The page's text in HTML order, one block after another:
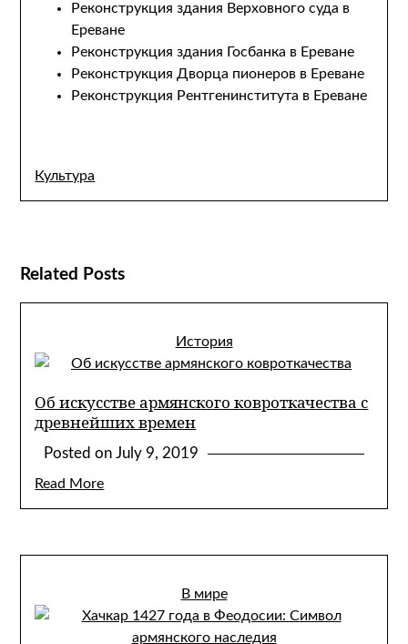
Реконструкция здания Верховного суда в
Ереване
Реконструкция здания Госбанка в Ереване
Реконструкция Дворца пионеров в Ереване
Реконструкция Рентгенинститута в Ереване
Культура
Related Posts
История
Об искусстве армянского ковроткачества с
древнейших времен
Posted onJuly 9, 2019
Read More
В мире